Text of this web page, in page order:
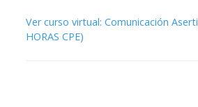
Ver curso virtual: Comunicación
HORAS CPE)